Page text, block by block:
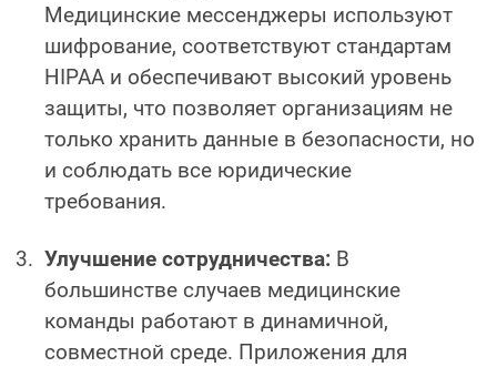
Медицинские мессенджеры используют
шифрование, соответствуют стандартам
HIPAA и обеспечивают высокий уровень
защиты, что позволяет организациям не
только хранить данные в безопасности, но
и соблюдать все юридические
требования.
Улучшение сотрудничества: В
большинстве случаев медицинские
команды работают в динамичной,
совместной среде. Приложения для